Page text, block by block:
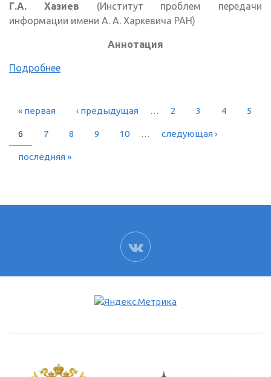
Г.А. Хазиев (Институт проблем передачи
информации имени А. А. Харкевича РАН)
Аннотация
Подробнее
СТРАНИЦЫ
« первая ‹ предыдущая … 2 3 4 5
6 7 8 9 10 … следующая ›
последняя »
ВК